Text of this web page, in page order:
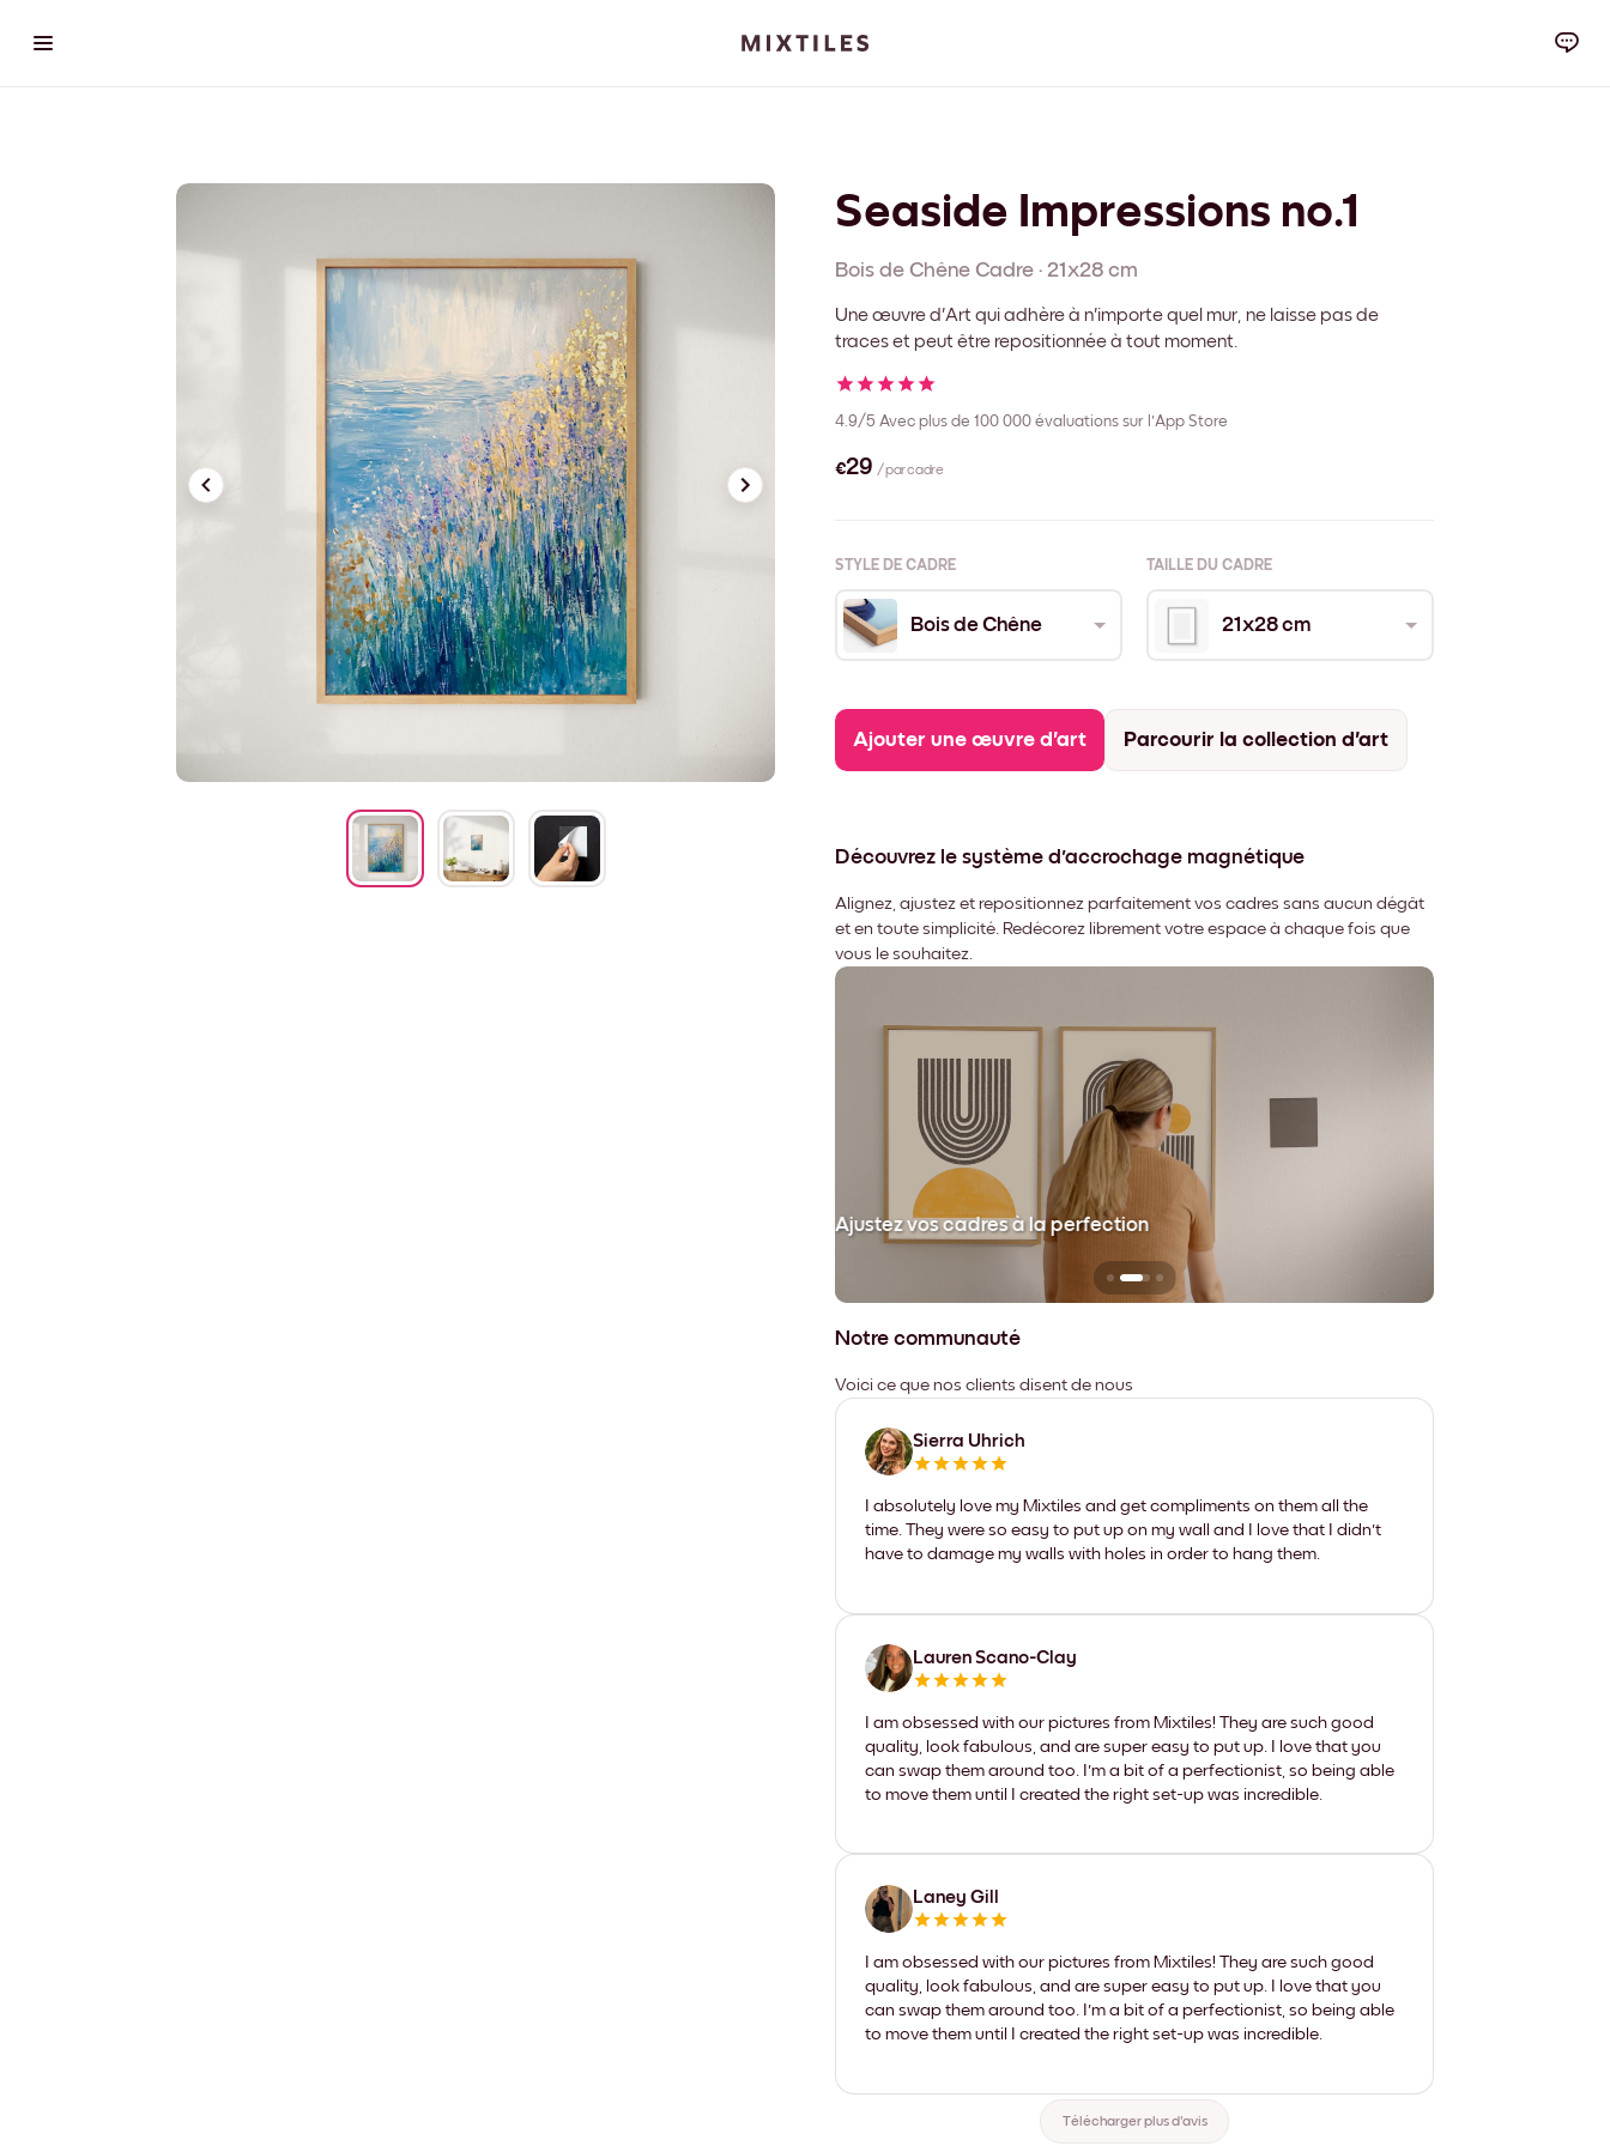
Seaside Impressions no.1
Bois de Chêne Cadre · 21x28 cm
Une œuvre d'Art qui adhère à n'importe quel mur, ne laisse pas de
traces et peut être repositionnée à tout moment.
4.9/5 Avec plus de 100 000 évaluations sur l'App Store
€29 / par cadre
STYLE DE CADRE TAILLE DU CADRE
Bois de Chêne 21x28 cm
Ajouter une œuvre d'art Parcourir la collection d'art
Découvrez le système d'accrochage magnétique
Alignez, ajustez et repositionnez parfaitement vos cadres sans aucun dégât
et en toute simplicité. Redécorez librement votre espace à chaque fois que
vous le souhaitez.
Ajustez vos cadres à la perfection
Notre communauté
Voici ce que nos clients disent de nous
Sierra Uhrich
I absolutely love my Mixtiles and get compliments on them all the
time. They were so easy to put up on my wall and I love that I didn't
have to damage my walls with holes in order to hang them.
Lauren Scano-Clay
I am obsessed with our pictures from Mixtiles! They are such good
quality, look fabulous, and are super easy to put up. I love that you
can swap them around too. I'm a bit of a perfectionist, so being able
to move them until I created the right set-up was incredible.
Laney Gill
I am obsessed with our pictures from Mixtiles! They are such good
quality, look fabulous, and are super easy to put up. I love that you
can swap them around too. I'm a bit of a perfectionist, so being able
to move them until I created the right set-up was incredible.
Télécharger plus d'avis